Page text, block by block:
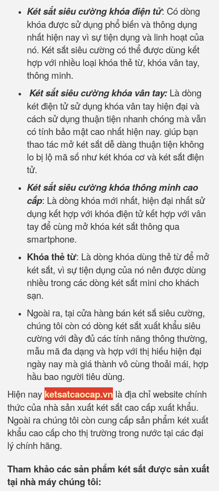
Két sắt siêu cường khóa điện tử: Có dòng
khóa được sử dụng phổ biến và thông dụng
nhất hiện nay vì sự tiện dụng và linh hoạt của
nó. Két sắt siêu cường có thể được dùng kết
hợp với nhiều loại khóa thẻ từ, khóa vân tay,
thông minh.
Két sắt siêu cường khóa vân tay: Là dòng
két điện tử sử dụng khóa vân tay hiện đại và
cách sử dụng thuận tiện nhanh chóng mà vẫn
có tính bảo mật cao nhất hiện nay. giúp bạn
thao tác mở két sắt dễ dàng thuận tiện không
lo bị lộ mã số như két khóa cơ và két sắt điện
tử.
Két sắt siêu cường khóa thông minh cao
cấp: Là dòng khóa mới nhất, hiện đại nhất sử
dụng kết hợp với khóa điện tử kết hợp với vân
tay để cùng mở khóa két sắt thông qua
smartphone.
Khóa thẻ từ: Là dòng khóa dùng thẻ từ để mở
két sắt, vì sự tiện dụng của nó nên được dùng
nhiều trong các dòng két sắt mini cho khách
sạn.
Ngoài ra, tại cửa hàng bán két sắ siêu cường,
chúng tôi còn có dòng két sắt xuất khẩu siêu
cường với đầy đủ các tính năng thông thường,
mẫu mã đa dạng và hợp với thị hiếu hiện đại
ngày nay mà giá thành vô cùng thoải mái, hợp
hầu bao người tiêu dùng.
Hiện nay ketsatcaocap.vn là địa chỉ website chính
thức của nhà sản xuất két sắt cao cấp xuất khẩu.
Ngoài ra chúng tôi còn cung cấp sản phẩm két xuất
khẩu cao cấp cho thị trường trong nước tại các đại
lý chính hãng.
Tham khảo các sản phẩm két sắt được sản xuất
tại nhà máy chúng tôi: